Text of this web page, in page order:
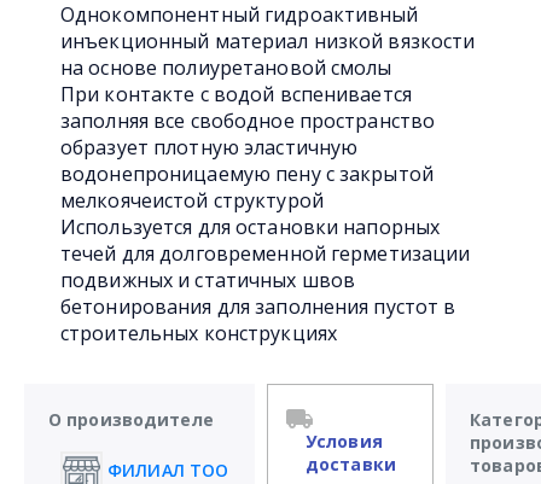
Однокомпонентный гидроактивный
инъекционный материал низкой вязкости
на основе полиуретановой смолы
При контакте с водой вспенивается
заполняя все свободное пространство
образует плотную эластичную
водонепроницаемую пену с закрытой
мелкоячеистой структурой
Используется для остановки напорных
течей для долговременной герметизации
подвижных и статичных швов
бетонирования для заполнения пустот в
строительных конструкциях
О производителе
ФИЛИАЛ ТОО
Условия
доставки